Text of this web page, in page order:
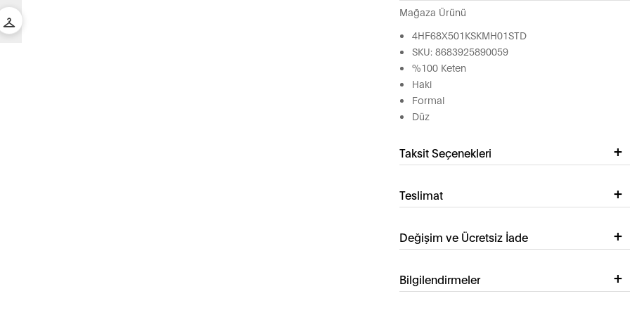
Mağaza Ürünü
4HF68X501KSKMH01STD
SKU: 8683925890059
%100 Keten
Haki
Formal
Düz
Taksit Seçenekleri
Teslimat
Değişim ve Ücretsiz İade
Bilgilendirmeler